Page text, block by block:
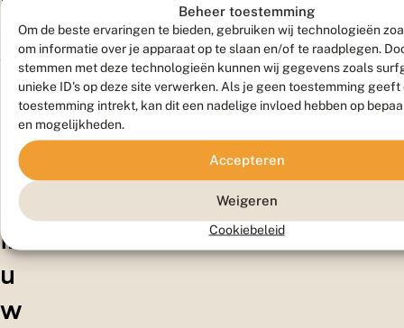
Beheer toestemming
Om de beste ervaringen te bieden, gebruiken wij technologieën
om informatie over je apparaat op te slaan en/of te raadplegen.
stemmen met deze technologieën kunnen wij gegevens zoals
unieke ID's op deze site verwerken. Als je geen toestemming geeft
toestemming intrekt, kan dit een nadelige invloed hebben op
en mogelijkheden.
Accepteren
Weigeren
Cookiebeleid
vl
in
er
in
u
w